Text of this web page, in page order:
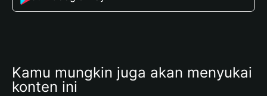
Kamu mungkin juga akan menyukai
konten ini